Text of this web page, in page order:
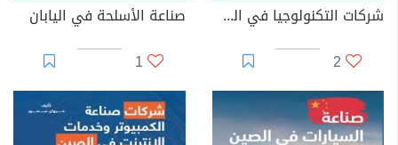
شركات التكنولوجيا في الصين
2
صناعة الأسلحة في اليابان
1